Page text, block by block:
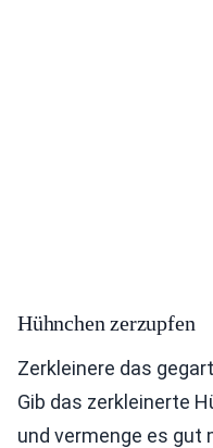
Hühnchen zerzupfen
Zerkleinere das
Gib das zerkleinerte
und vermenge es gut